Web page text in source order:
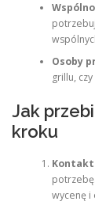
Osoby
grillu,
Jak
kroku
Kontakt
wycenę i